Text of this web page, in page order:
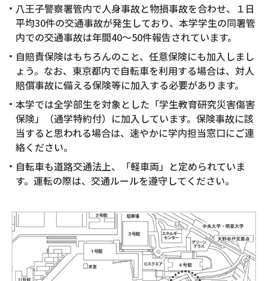
八王子警察署管内で人身事故と物損事故を合わせ、１日
平均30件の交通事故が発生しており、本学学生の同署管
内での交通事故は年間40～50件報告されています。
自賠責保険はもちろんのこと、任意保険にも加入しまし
ょう。なお、東京都内で自転車を利用する場合は、対人
賠償事故に備える保険等に加入する必要があります。
本学では全学部生を対象とした「学生教育研究災害傷害
保険」（通学特約付）に加入しています。保険事故に該
当すると思われる場合は、速やかに学内担当窓口にご連
絡ください。
自転車も道路交通法上、「軽車両」と定められていま
す。運転の際は、交通ルールを遵守してください。